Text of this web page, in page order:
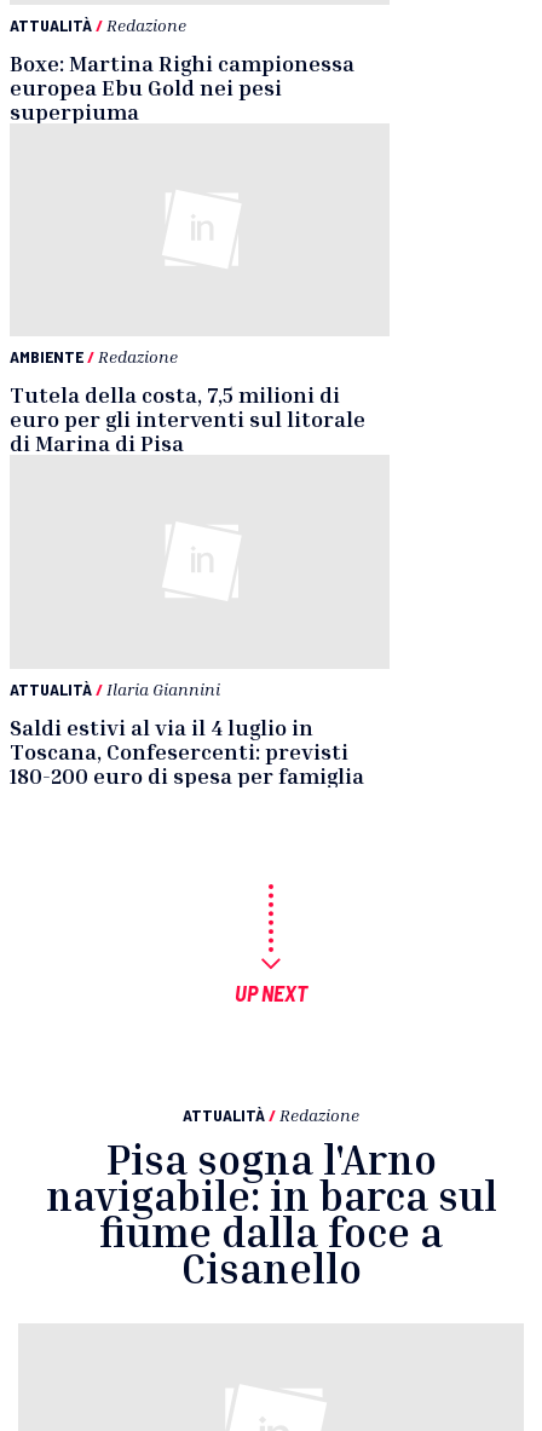
ATTUALITÀ/ Redazione
Boxe: Martina Righi campionessa
europea Ebu Gold nei pesi
superpiuma
AMBIENTE/ Redazione
Tutela della costa, 7,5 milioni di
euro per gli interventi sul litorale
di Marina di Pisa
ATTUALITÀ/ Ilaria Giannini
Saldi estivi al via il 4 luglio in
Toscana, Confesercenti: previsti
180-200 euro di spesa per famiglia
UP NEXT
ATTUALITÀ/ Redazione
Pisa sogna l'Arno
navigabile: in barca sul
fiume dalla foce a
Cisanello